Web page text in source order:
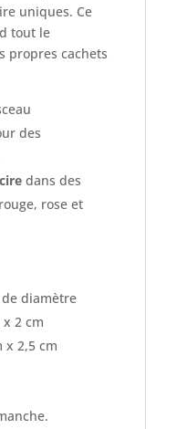
uniques. Ce
tout le
propres cachets
des
dans des
rose et
diamètre
2 cm
x 2,5 cm